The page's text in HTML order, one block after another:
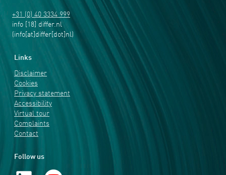
+31 (0) 40 3334 999
info [18] differ. nl
(info[at]differ[dot]nl)
Links
Disclaimer
Cookies
Privacy statement
Accessibility
Virtual tour
Complaints
Contact
Follow us